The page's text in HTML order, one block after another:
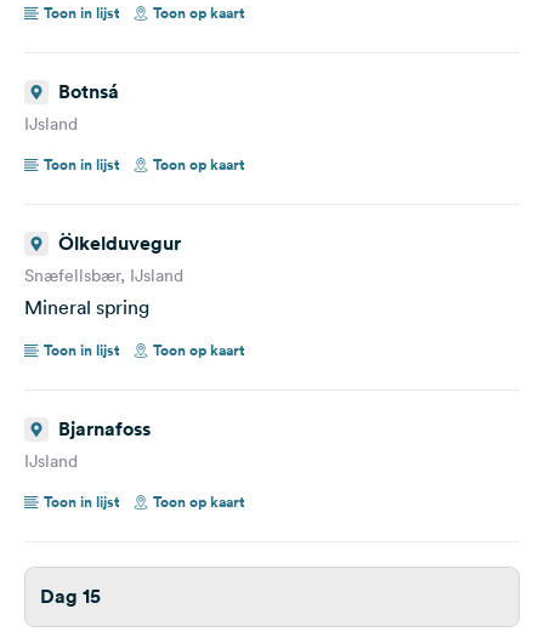
Toon in lijst
Toon op kaart
Botnsá
IJsland
Toon in lijst
Toon op kaart
Ölkelduvegur
Snæfellsbær, IJsland
Mineral spring
Toon in lijst Toon op kaart
Bjarnafoss
IJsland
Toon in lijst
Toon op kaart
Dag 15